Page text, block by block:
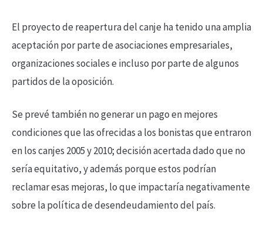
El proyecto de reapertura del canje ha tenido una amplia
aceptación por parte de asociaciones empresariales,
organizaciones sociales e incluso por parte de algunos
partidos de la oposición.
Se prevé también no generar un pago en mejores
condiciones que las ofrecidas a los bonistas que entraron
en los canjes 2005 y 2010; decisión acertada dado que no
sería equitativo, y además porque estos podrían
reclamar esas mejoras, lo que impactaría negativamente
sobre la política de desendeudamiento del país.